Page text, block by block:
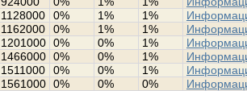
1128000 0% 1% 1%
1162000 0% 1% 1%
1201000 0% 0% 1%
1466000 0% 0% 1%
1511000 0% 0% 1%
1561000 0% 0% 0%